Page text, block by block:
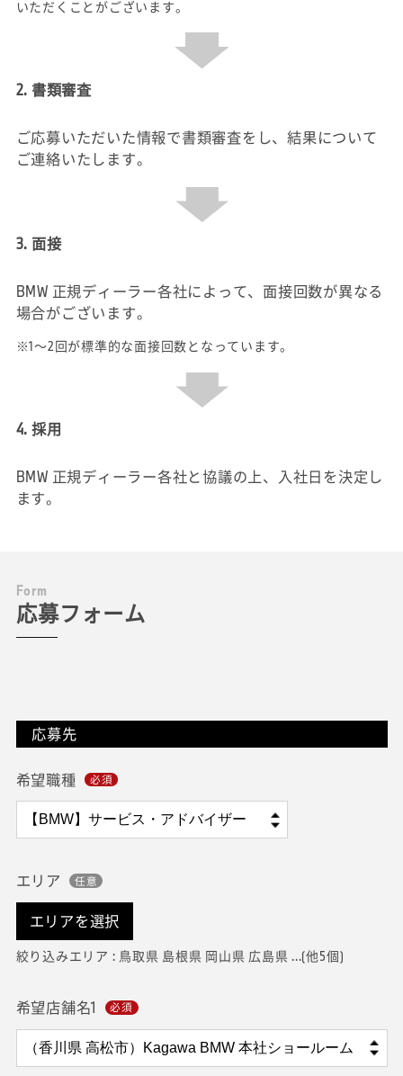
いただくことがございます。
2. 書類審査
ご応募いただいた情報で書類審査をし、結果について
ご連絡いたします。
3. 面接
BMW 正規ディーラー各社によって、面接回数が異なる
場合がございます。
※1～2回が標準的な面接回数となっています。
4. 採用
BMW 正規ディーラー各社と協議の上、入社日を決定し
ます。
Form
応募フォーム
応募先
希望職種
エリア
エリアを選択
絞り込みエリア : 鳥取県 島根県 岡山県 広島県 ...(他5個)
希望店舗名1